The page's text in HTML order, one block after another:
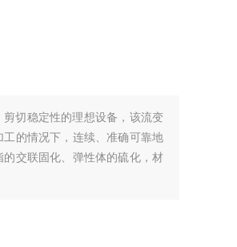
切稳定性的理想设备，该流变
的情况下，连续、准确可靠地
交联固化、弹性体的硫化，材